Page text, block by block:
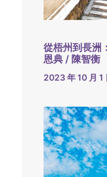
從梧州到長洲
恩典 / 陳智衡
2023 年 10 月 1